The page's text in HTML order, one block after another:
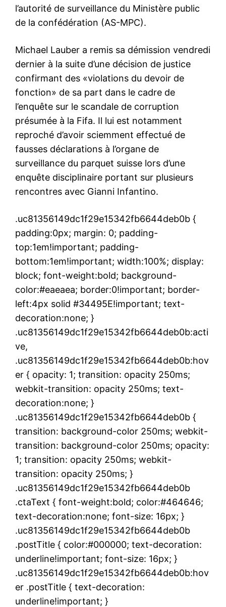
l’autorité de surveillance du Ministère public
de la confédération (AS-MPC).
Michael Lauber a remis sa démission vendredi
dernier à la suite d’une décision de justice
confirmant des «violations du devoir de
fonction» de sa part dans le cadre de
l’enquête sur le scandale de corruption
présumée à la Fifa. Il lui est notamment
reproché d’avoir sciemment effectué de
fausses déclarations à l’organe de
surveillance du parquet suisse lors d’une
enquête disciplinaire portant sur plusieurs
rencontres avec Gianni Infantino.
.uc81356149dc1f29e15342fb6644deb0b {
padding:0px; margin: 0; padding-
top:1em!important; padding-
bottom:1em!important; width:100%; display:
block; font-weight:bold; background-
color:#eaeaea; border:0!important; border-
left:4px solid #34495E!important; text-
decoration:none; }
.uc81356149dc1f29e15342fb6644deb0b:acti
ve,
.uc81356149dc1f29e15342fb6644deb0b:hov
er { opacity: 1; transition: opacity 250ms;
webkit-transition: opacity 250ms; text-
decoration:none; }
.uc81356149dc1f29e15342fb6644deb0b {
transition: background-color 250ms; webkit-
transition: background-color 250ms; opacity:
1; transition: opacity 250ms; webkit-
transition: opacity 250ms; }
.uc81356149dc1f29e15342fb6644deb0b
.ctaText { font-weight:bold; color:#464646;
text-decoration:none; font-size: 16px; }
.uc81356149dc1f29e15342fb6644deb0b
.postTitle { color:#000000; text-decoration:
underline!important; font-size: 16px; }
.uc81356149dc1f29e15342fb6644deb0b:hov
er .postTitle { text-decoration:
underline!important; }